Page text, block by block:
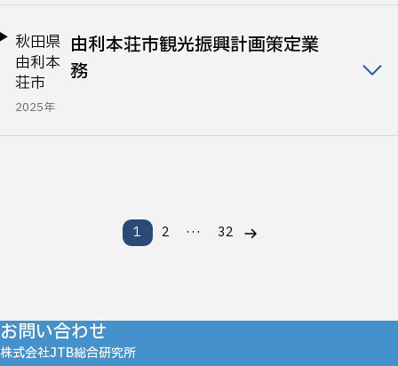
秋田県
由利本
荘市
2025年
由利本荘市観光振興計画策定業
務
1 2 … 32
お問い合わせ
株式会社JTB総合研究所